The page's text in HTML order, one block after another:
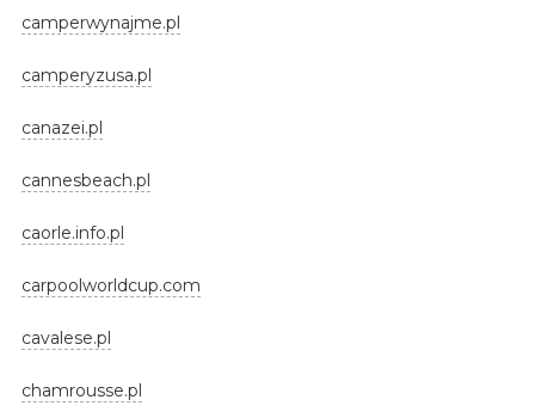
camperwynajme.pl
camperyzusa.pl
canazei.pl
cannesbeach.pl
caorle.info.pl
carpoolworldcup.com
cavalese.pl
chamrousse.pl